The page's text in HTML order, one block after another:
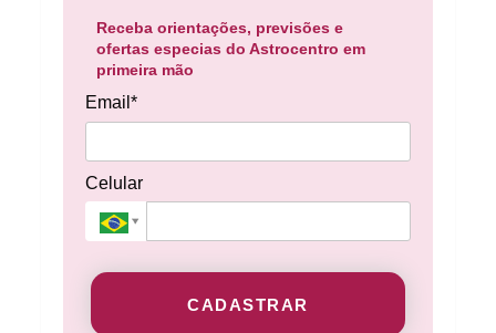
Receba orientações, previsões e
ofertas especias do Astrocentro em
primeira mão
Email*
Celular
CADASTRAR